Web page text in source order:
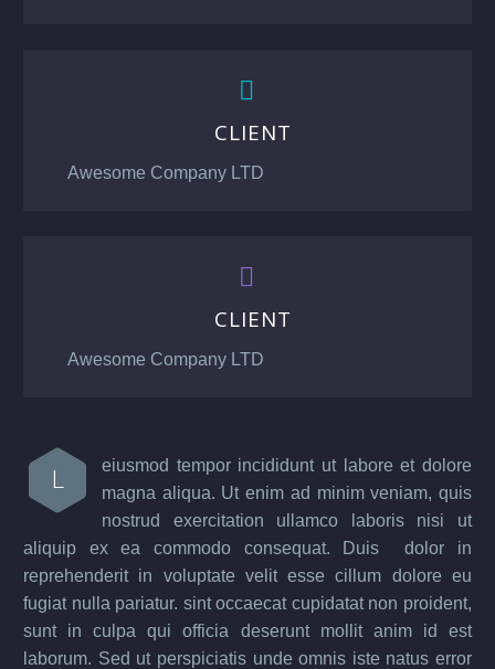


CLIENT
Awesome Company LTD


CLIENT
Awesome Company LTD
L
eiusmod tempor incididunt ut labore et dolore
magna aliqua. Ut enim ad minim veniam, quis
nostrud exercitation ullamco laboris nisi ut
aliquip ex ea commodo consequat. Duis dolor in
reprehenderit in voluptate velit esse cillum dolore eu
fugiat nulla pariatur. sint occaecat cupidatat non proident,
sunt in culpa qui officia deserunt mollit anim id est
laborum. Sed ut perspiciatis unde omnis iste natus error